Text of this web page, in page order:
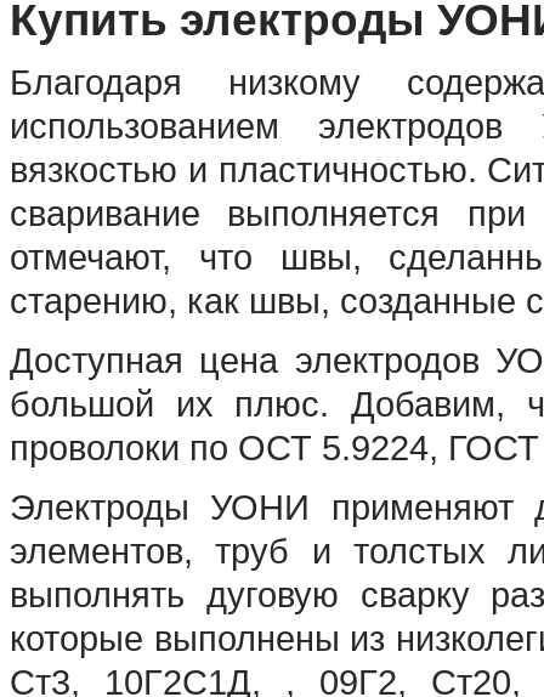
Купить электроды
Благодаря низкому
использованием
вязкостью и пластичностью.
сваривание выполняется
отмечают, что швы,
старению, как швы, созданные
Доступная цена электродов
большой их плюс. Добавим,
проволоки по ОСТ 5.9224,
Электроды УОНИ применяют
элементов, труб и толстых
выполнять дуговую сварку
которые выполнены из
Ст3, 10Г2С1Д, , 09Г2, Ст20,